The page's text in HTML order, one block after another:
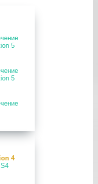
5
5
5
5
4